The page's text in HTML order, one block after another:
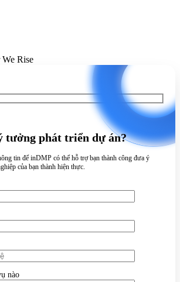
Rise
tưởng phát triển dự án?
tin để inDMP có thể hỗ trợ bạn thành công đưa ý
của bạn thành hiện thực.
nào